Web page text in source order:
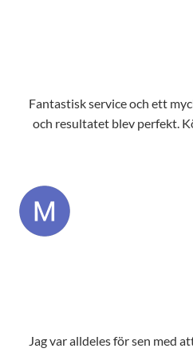
Fantastisk service och ett
och resultatet blev perfekt.
Jag var alldeles för sen med